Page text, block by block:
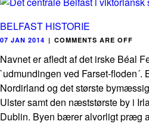
BELFAST HISTORIE
07 JAN 2014 | COMMENTS ARE OFF
Navnet er afledt af det irske Béal
`udmundingen ved Farset-
Nordirland og det største
Ulster samt den næststørste by i
Dublin. Byen bærer alvorligt præg